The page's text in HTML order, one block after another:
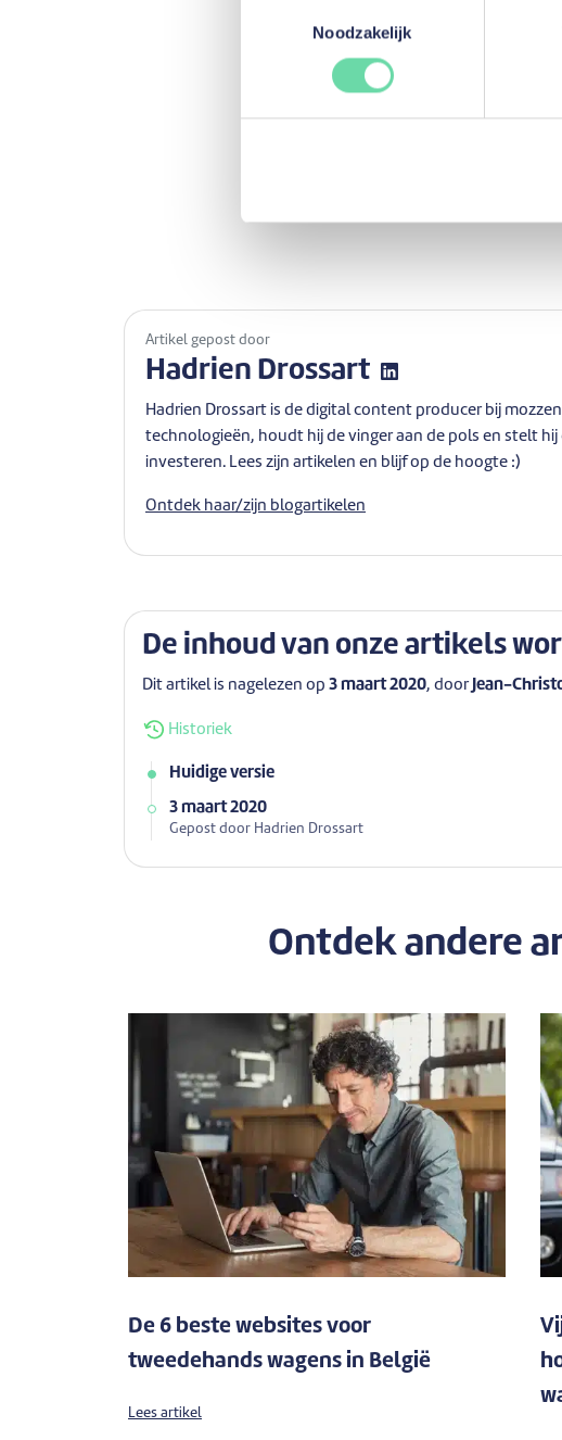
Noodzakelijk
Hoe verloopt een
Nadat u uw
Artikel gepost door
Hadrien Drossart
Hadrien Drossart is de digital content producer bij
technologieën, houdt hij de vinger aan de pols en stelt
investeren. Lees zijn artikelen en blijf op de hoogte :)
Ontdek haar/zijn blogartikelen
De inhoud van onze artikels
Dit artikel is nagelezen op 3 maart 2020, door Jean-
Historiek
Huidige versie
3 maart 2020
Gepost door Hadrien Drossart
Ontdek andere
De 6 beste websites voor
tweedehands wagens in België
Lees artikel